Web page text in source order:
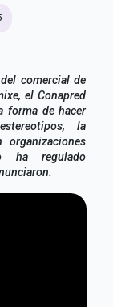
comercial de
el Conapred
forma de hacer
la
organizaciones
ha regulado